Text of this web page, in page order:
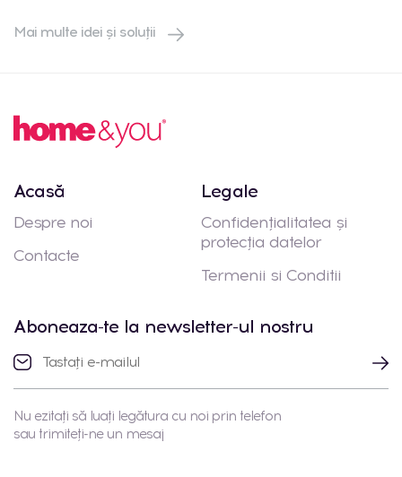
Mai multe idei și soluții
Acasă
Despre noi
Contacte
Legale
Confidențialitatea și
protecția datelor
Termenii si Conditii
Aboneaza-te la newsletter-ul nostru
Nu ezitați să luați legătura cu noi prin telefon
sau trimiteți-ne un mesaj